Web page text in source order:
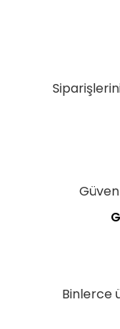
Binlerce